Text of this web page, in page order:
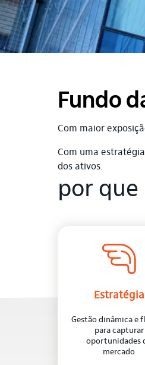
Fundo
Com maior
Com uma
dos ativos.
por que
Estratégia
Gestão dinâmica e
para capturar
oportunidades
mercado